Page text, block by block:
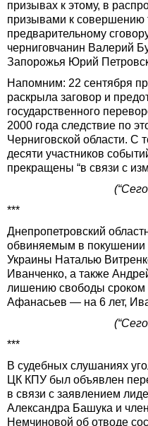
призывах к этому, в
призывами к совершению
предварительному
черниговчанин Валерий
Запорожья Юрий
Напомним: 22 сентября
раскрыла заговор и
государственного
2000 года следствие по
Черниговской области. С
десяти участников
прекращены “в связи с
***
Днепропетровский
обвиняемым в покушении
Украины Наталью
Иванченко, а также
лишению свободы сроком
Афанасьев — на 6 лет,
***
В судебных слушаниях
ЦК КПУ был объявлен
в связи с заявлением
Александра Башука и
Немчиновой об отводе